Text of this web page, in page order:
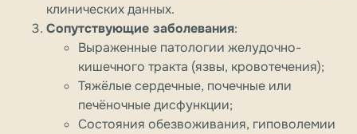
клинических данных.
Сопутствующие заболевания:
Выраженные патологии желудочно-
кишечного тракта (язвы, кровотечения);
Тяжёлые сердечные, почечные или
печёночные дисфункции;
Состояния обезвоживания, гиповолемии